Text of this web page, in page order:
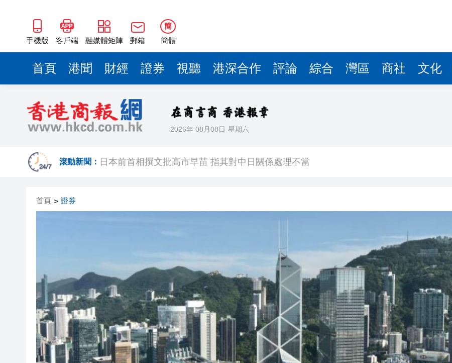
手機版 客戶端 融媒體矩陣 郵箱
簡
簡體
首頁 港聞 財經 證券 視聽 港深合作 評論 綜合 灣區 商社 文化
2026年 08月08日 星期六
滾動新聞：
有片丨迪麗熱巴驚喜現身香港 高馬尾配白T 美麗明豔
央媒省媒灣區媒體採風團走進河源
107支隊伍，持續5日，中國合唱協會第19屆合唱節在中山啟幕
吳可畏：用「五字訣」與「三種美」破譯合唱音色密碼
首頁 > 證券